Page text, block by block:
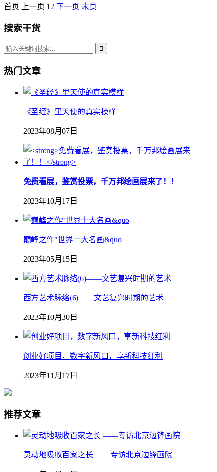
首页 上一页 1 2 下一页 末页
搜索干货
热门文章
《圣经》里天使的真实模样
2023年08月07日
免费看展，鉴赏投票，千万邦绘画展来了！！
2023年10月17日
巅峰之作"世界十大名画&quo
2023年05月15日
西方艺术脉络(6)——文艺复兴时期的艺术
2023年10月30日
创业好项目，数字新风口，享新科技红利
2023年11月17日
推荐文章
灵动地吸收百家之长 ——专访北京边锋画院